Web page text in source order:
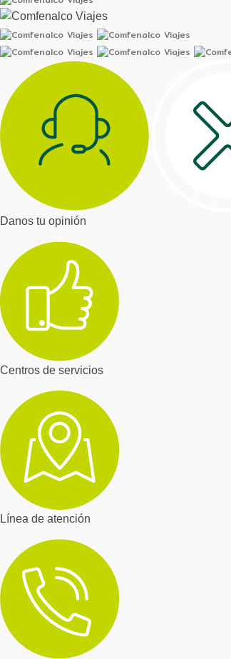
Danos tu opinión
Centros de servicios
Línea de atención